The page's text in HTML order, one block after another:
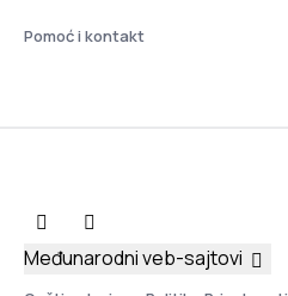
Pomoć i kontakt
Međunarodni veb-sajtovi